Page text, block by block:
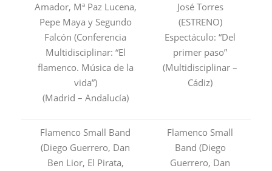
Amador, Mª Paz Lucena,
Pepe Maya y Segundo
Falcón (Conferencia
Multidisciplinar: “El
flamenco. Música de la
vida”)
(Madrid – Andalucía)
José Torres
(ESTRENO)
Espectáculo: “Del
primer paso”
(Multidisciplinar –
Cádiz)
Flamenco Small Band
(Diego Guerrero, Dan
Ben Lior, El Pirata,
Flamenco Small
Band (Diego
Guerrero, Dan